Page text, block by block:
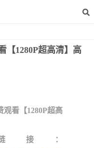
【1280P超高清】高
观看【1280P超高
接：